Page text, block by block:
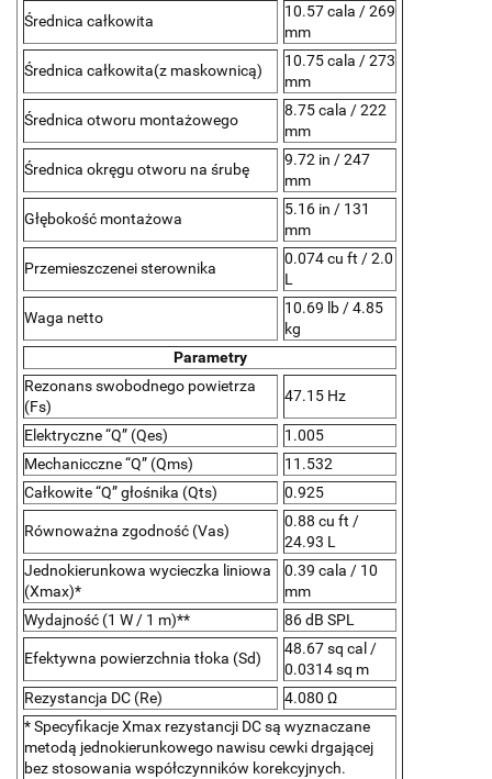
Średnica całkowita
10.57 cala / 269
mm
Średnica całkowita(z maskownicą)
10.75 cala / 273
mm
Średnica otworu montażowego
8.75 cala / 222
mm
Średnica okręgu otworu na śrubę
9.72 in / 247
mm
Głębokość montażowa
5.16 in / 131
mm
Przemieszczenei sterownika
0.074 cu ft / 2.0
L
Waga netto
10.69 lb / 4.85
kg
Parametry
Rezonans swobodnego powietrza
(Fs)
47.15 Hz
Elektryczne “Q” (Qes)
1.005
Mechanicczne “Q” (Qms)
11.532
Całkowite “Q” głośnika (Qts)
0.925
Równoważna zgodność (Vas)
0.88 cu ft /
24.93 L
Jednokierunkowa wycieczka liniowa
(Xmax)*
0.39 cala / 10
mm
Wydajność (1 W / 1 m)**
86 dB SPL
Efektywna powierzchnia tłoka (Sd)
48.67 sq cal /
0.0314 sq m
Rezystancja DC (Re)
4.080 Ω
* Specyfikacje Xmax rezystancji DC są wyznaczane
metodą jednokierunkowego nawisu cewki drgającej
bez stosowania współczynników korekcyjnych.